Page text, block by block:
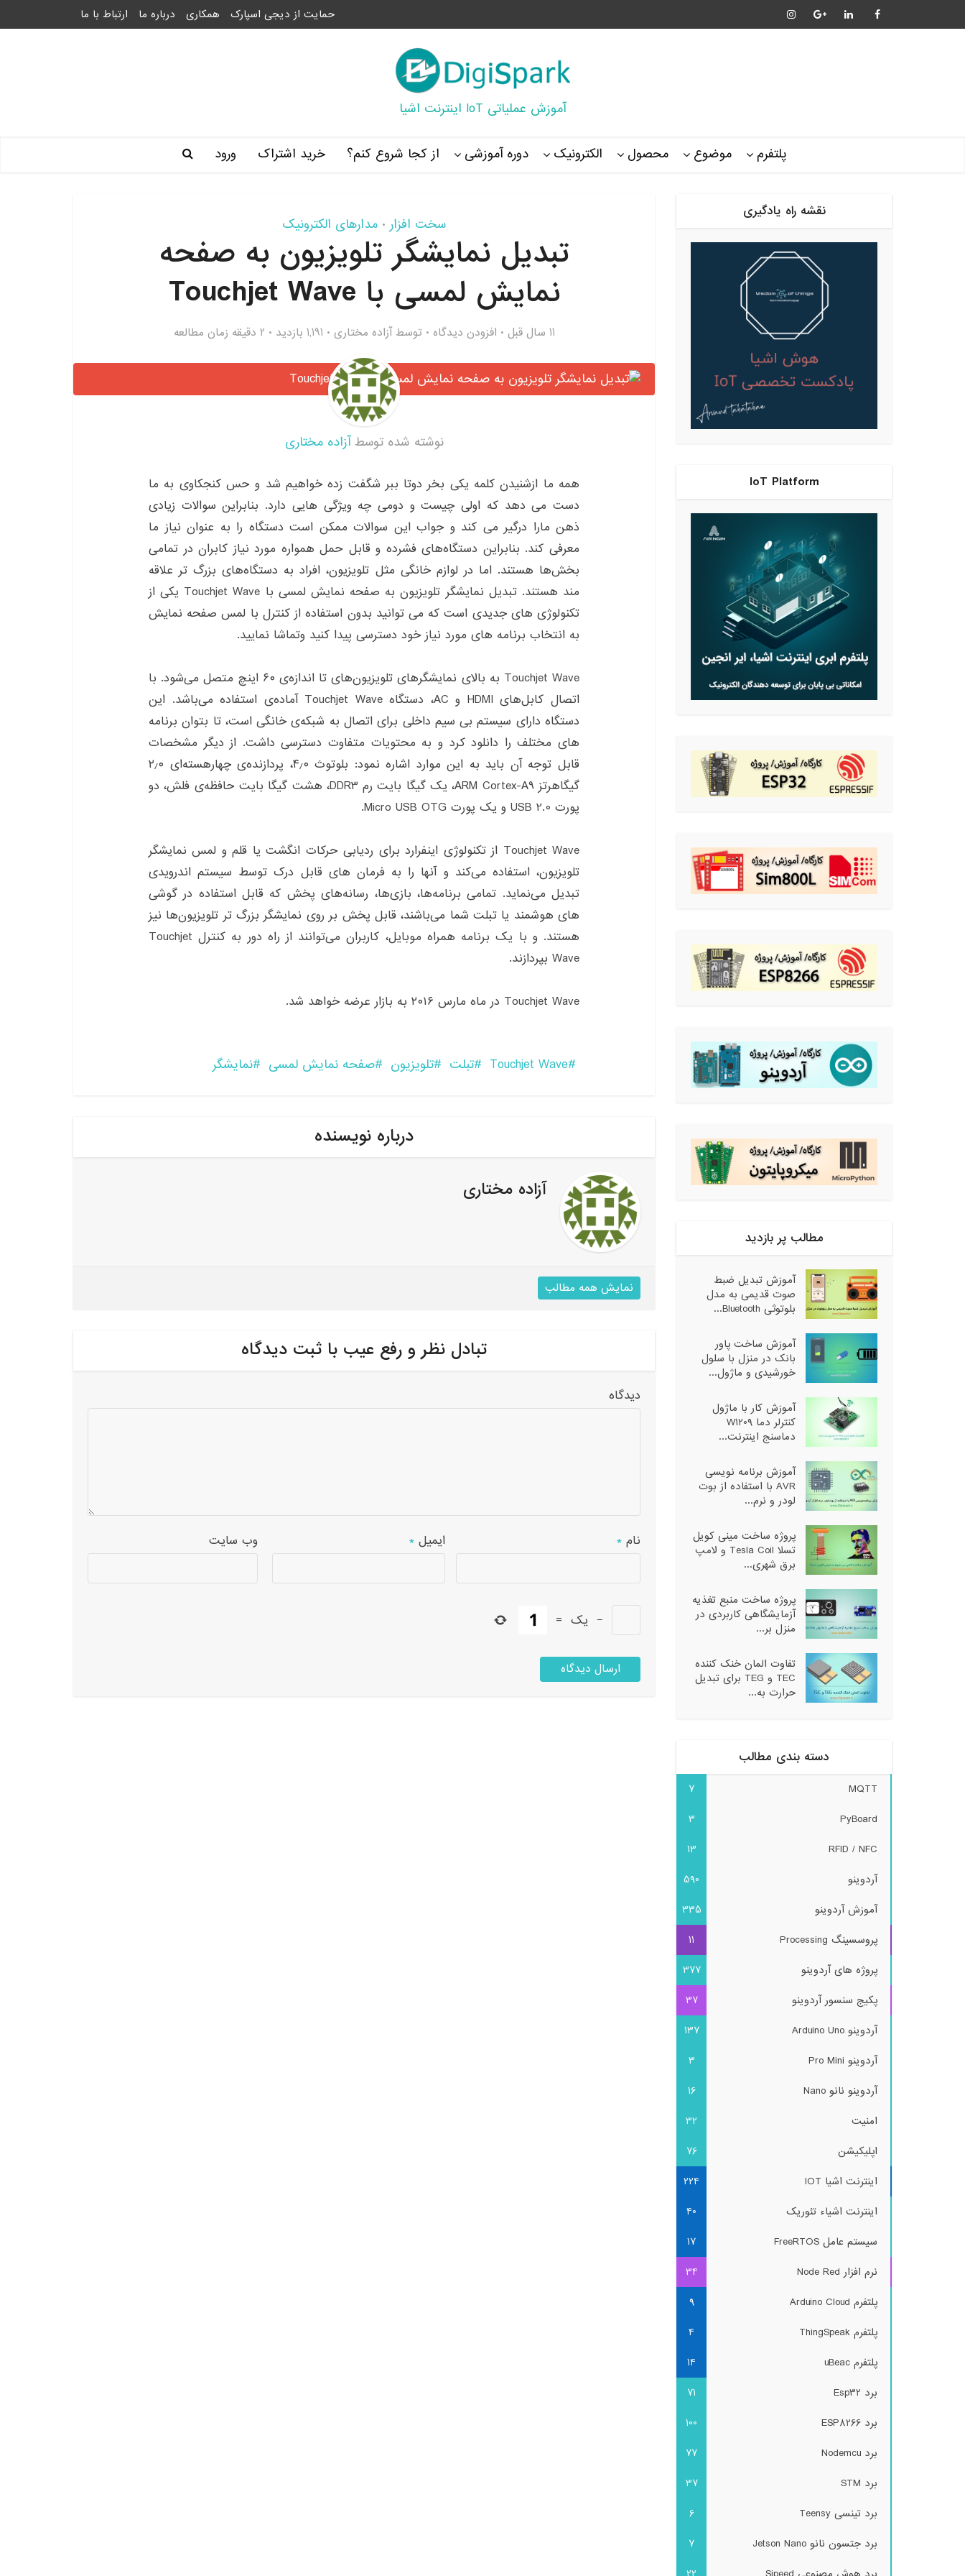
حمایت از دیجی اسپارک همکاری درباره ما ارتباط با ما
آموزش عملیاتی IoT اینترنت اشیا
پلتفرم موضوع محصول الکترونیک دوره آموزشی از کجا شروع کنم؟ خرید اشتراک ورود
سخت افزار • مدارهای الکترونیک
تبدیل نمایشگر تلویزیون به صفحه
نمایش لمسی با Touchjet Wave
11 سال قبل افزودن دیدگاه توسط آزاده مختاری 1,191 بازدید 2 دقیقه زمان مطالعه
نوشته شده توسطآزاده مختاری
همه ما ازشنیدن کلمه یکی بخر دوتا ببر شگفت زده خواهیم شد و حس کنجکاوی به ما
دست می دهد که اولی چیست و دومی چه ویژگی هایی دارد. بنابراین سوالات زیادی
ذهن مارا درگیر می کند و جواب این سوالات ممکن است دستگاه را به عنوان نیاز ما
معرفی کند. بنابراین دستگاه‌های فشرده و قابل حمل همواره مورد نیاز کابران در تمامی
بخش‌ها هستند. اما در لوازم خانگی مثل تلویزیون، افراد به دستگاه‌های بزرگ ‌تر علاقه
مند هستند. تبدیل نمایشگر تلویزیون به صفحه نمایش لمسی با Touchjet Wave یکی از
تکنولوژی های جدیدی است که می توانید بدون استفاده از کنترل با لمس صفحه نمایش
به انتخاب برنامه های مورد نیاز خود دسترسی پیدا کنید وتماشا نمایید.
Touchjet Wave به بالای نمایشگرهای تلویزیون‌های تا اندازه‌ی ۶۰ اینچ متصل می‌شود. با
اتصال کابل‌های HDMI و AC، دستگاه Touchjet Wave آماده‌ی استفاده می‌باشد. این
دستگاه دارای سیستم بی سیم داخلی برای اتصال به شبکه‌ی خانگی است، تا بتوان برنامه
‌های مختلف را دانلود کرد و به محتویات متفاوت دسترسی داشت. از دیگر مشخصات
قابل توجه آن باید به این موارد اشاره نمود: بلوتوث ۴٫۰، پردازنده‌ی چهارهسته‌ای ۲٫۰
گیگاهرتز ARM Cortex-A9، یک گیگا بایت رم DDR3، هشت گیگا بایت حافظه‌ی فلش، دو
پورت USB 2.0 و یک پورت Micro USB OTG.
Touchjet Wave از تکنولوژی اینفرارد برای ردیابی حرکات انگشت یا قلم و لمس نمایشگر
تلویزیون، استفاده می‌کند و آنها را به فرمان های قابل درک توسط سیستم اندرویدی
تبدیل می‌نماید. تمامی برنامه‌ها، بازی‌ها، رسانه‌های پخش که قابل استفاده در گوشی
های هوشمند یا تبلت شما می‌باشند، قابل پخش بر روی نمایشگر بزرگ‌ تر تلویزیون‌ها نیز
هستند. و با یک برنامه همراه موبایل، کاربران می‌توانند از راه دور به کنترل Touchjet
Wave بپردازند.
Touchjet Wave در ماه مارس ۲۰۱۶ به بازار عرضه خواهد شد.
Touchjet Wave تبلت تلویزیون صفحه نمایش لمسی نمایشگر
درباره نویسنده
آزاده مختاری
نمایش همه مطالب
تبادل نظر و رفع عیب با ثبت دیدگاه
دیدگاه
نام * ایمیل * وب‌ سایت
− یک =
نقشه راه یادگیری
IoT Platform
مطالب پر بازدید
آموزش تبدیل ضبط
صوت قدیمی به مدل
بلوتوثی Bluetooth...
آموزش ساخت پاور
بانک در منزل با سلول
خورشیدی و ماژول...
آموزش کار با ماژول
کنترلر دما W1209
دماسنج اینترنت...
آموزش برنامه نویسی
AVR با استفاده از بوت
لودر و نرم...
پروژه ساخت مینی کویل
تسلا Tesla Coil و لامپ
برق شهری...
پروژه ساخت منبع تغذیه
آزمایشگاهی کاربردی در
منزل بر...
تفاوت المان خنک کننده
TEC و TEG برای تبدیل
حرارت به...
دسته بندی مطالب
MQTT
7
PyBoard
3
RFID / NFC
13
آردوینو
590
آموزش آردوینو
335
پروسسینگ Processing
11
پروژه های آردوینو
377
پکیج سنسور آردوینو
37
آردوینو Arduino Uno
137
آردوینو Pro Mini
3
آردوینو نانو Nano
16
امنیت
32
اپلیکیشن
76
اینترنت اشیا IOT
224
اینترنت اشیاء تئوریک
40
سیستم عامل FreeRTOS
17
نرم افزار Node Red
34
پلتفرم Arduino Cloud
9
پلتفرم ThingSpeak
4
پلتفرم uBeac
14
برد Esp32
71
برد ESP8266
100
برد Nodemcu
77
برد STM
37
برد تینسی Teensy
6
برد جتسون نانو Jetson Nano
7